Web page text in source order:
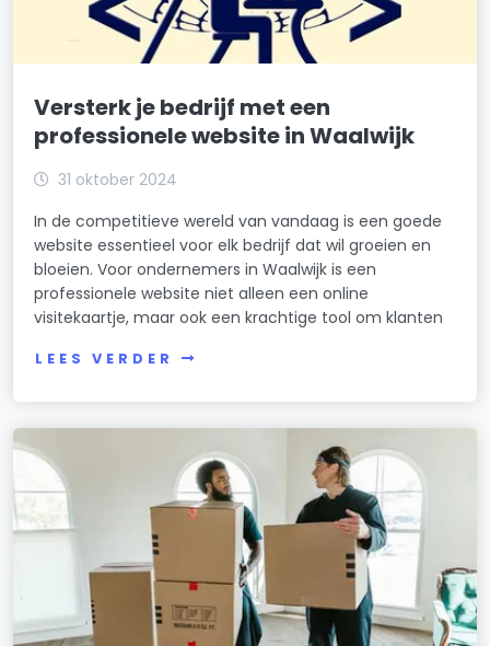
Versterk je bedrijf met een
professionele website in Waalwijk
31 oktober 2024
In de competitieve wereld van vandaag is een goede
website essentieel voor elk bedrijf dat wil groeien en
bloeien. Voor ondernemers in Waalwijk is een
professionele website niet alleen een online
visitekaartje, maar ook een krachtige tool om klanten
LEES VERDER